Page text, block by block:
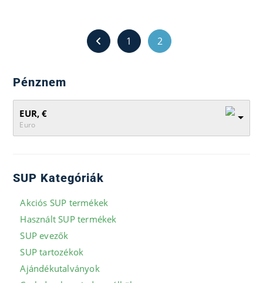
1 2
Pénznem
EUR, €
Euro
SUP Kategóriák
Akciós SUP termékek
Használt SUP termékek
SUP evezők
SUP tartozékok
Ajándékutalványok